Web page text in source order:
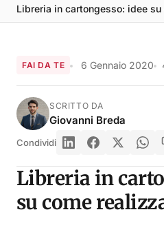
Libreria in cartongesso: idee
FAI DA TE 6 Gennaio 2020
SCRITTO DA
Giovanni Breda
Condividi
Libreria in
su come